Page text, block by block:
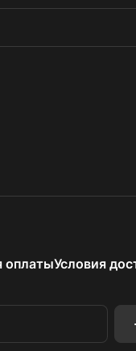
оплатыУсловия